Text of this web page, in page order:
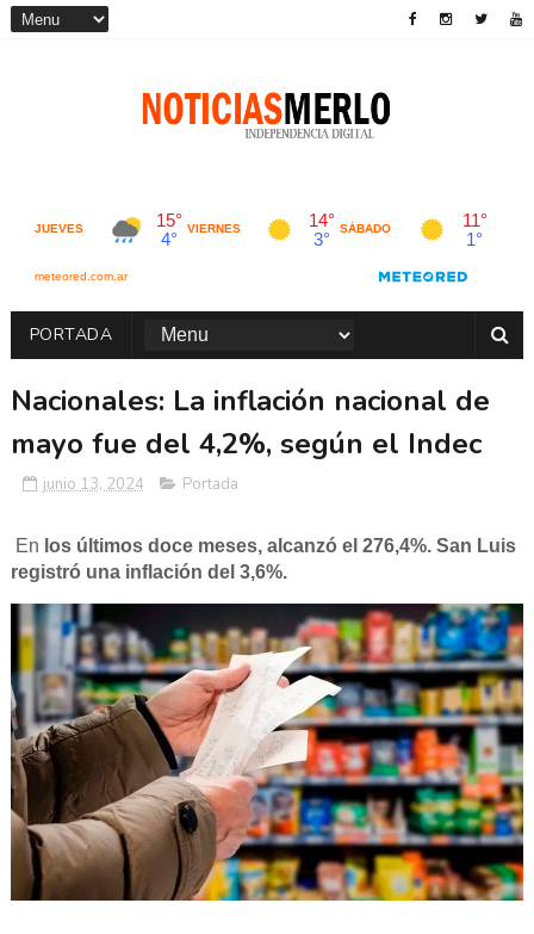
PORTADA
Nacionales: La inflación nacional de
mayo fue del 4,2%, según el Indec
junio 13, 2024 Portada
En los últimos doce meses, alcanzó el 276,4%. San Luis
registró una inflación del 3,6%.